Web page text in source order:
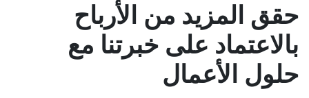
حقق المزيد من الأرباح
بالاعتماد على خبرتنا مع
حلول الأعمال